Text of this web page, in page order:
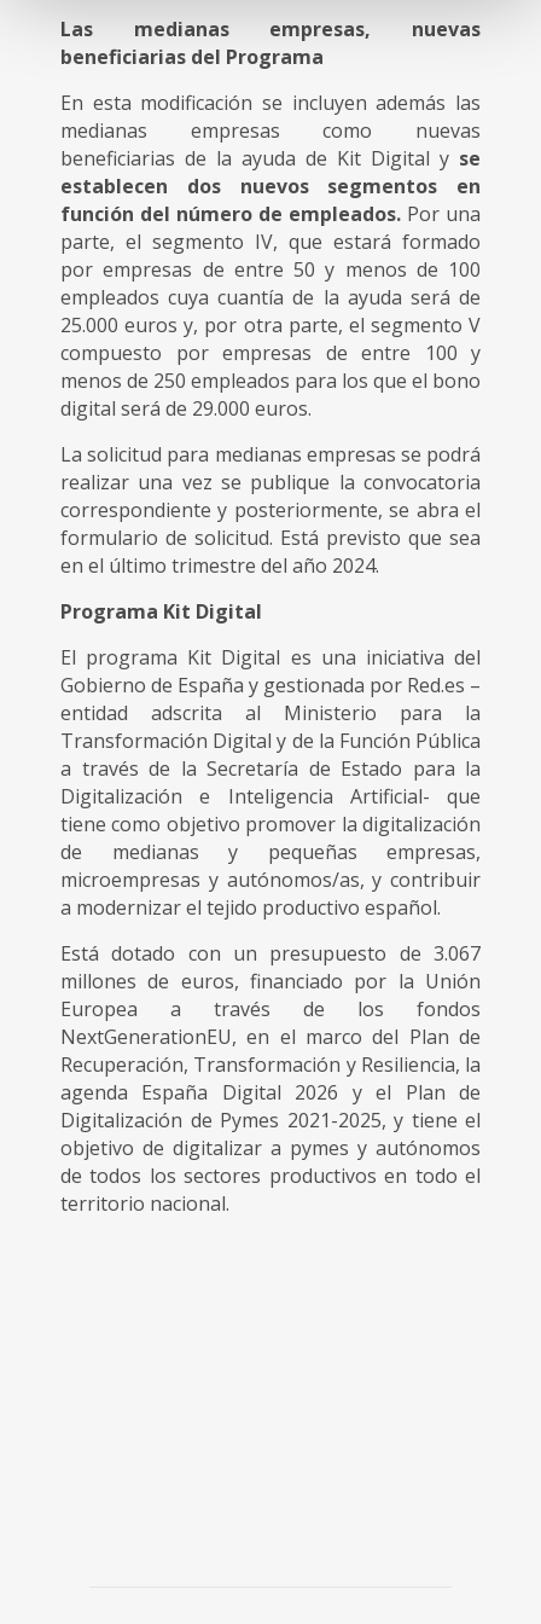
Las medianas empresas, nuevas
beneficiarias del Programa
En esta modificación se incluyen además las
medianas empresas como nuevas
beneficiarias de la ayuda de Kit Digital y se
establecen dos nuevos segmentos en
función del número de empleados. Por una
parte, el segmento IV, que estará formado
por empresas de entre 50 y menos de 100
empleados cuya cuantía de la ayuda será de
25.000 euros y, por otra parte, el segmento V
compuesto por empresas de entre 100 y
menos de 250 empleados para los que el bono
digital será de 29.000 euros.
La solicitud para medianas empresas se podrá
realizar una vez se publique la convocatoria
correspondiente y posteriormente, se abra el
formulario de solicitud. Está previsto que sea
en el último trimestre del año 2024.
Programa Kit Digital
El programa Kit Digital es una iniciativa del
Gobierno de España y gestionada por Red.es –
entidad adscrita al Ministerio para la
Transformación Digital y de la Función Pública
a través de la Secretaría de Estado para la
Digitalización e Inteligencia Artificial- que
tiene como objetivo promover la digitalización
de medianas y pequeñas empresas,
microempresas y autónomos/as, y contribuir
a modernizar el tejido productivo español.
Está dotado con un presupuesto de 3.067
millones de euros, financiado por la Unión
Europea a través de los fondos
NextGenerationEU, en el marco del Plan de
Recuperación, Transformación y Resiliencia, la
agenda España Digital 2026 y el Plan de
Digitalización de Pymes 2021-2025, y tiene el
objetivo de digitalizar a pymes y autónomos
de todos los sectores productivos en todo el
territorio nacional.